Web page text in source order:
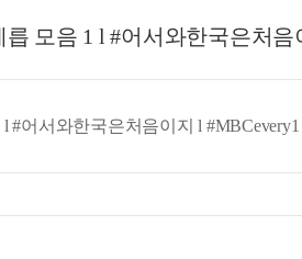
모음 1 l #어서와한국은처음
어서와한국은처음이지 l #MBCevery1